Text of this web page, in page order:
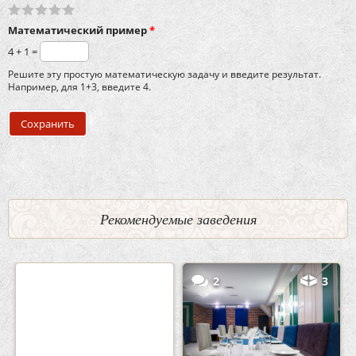
Математический пример*
4 + 1 =
Решите эту простую математическую задачу и введите результат.
Например, для 1+3, введите 4.
Рекомендуемые заведения
2 3